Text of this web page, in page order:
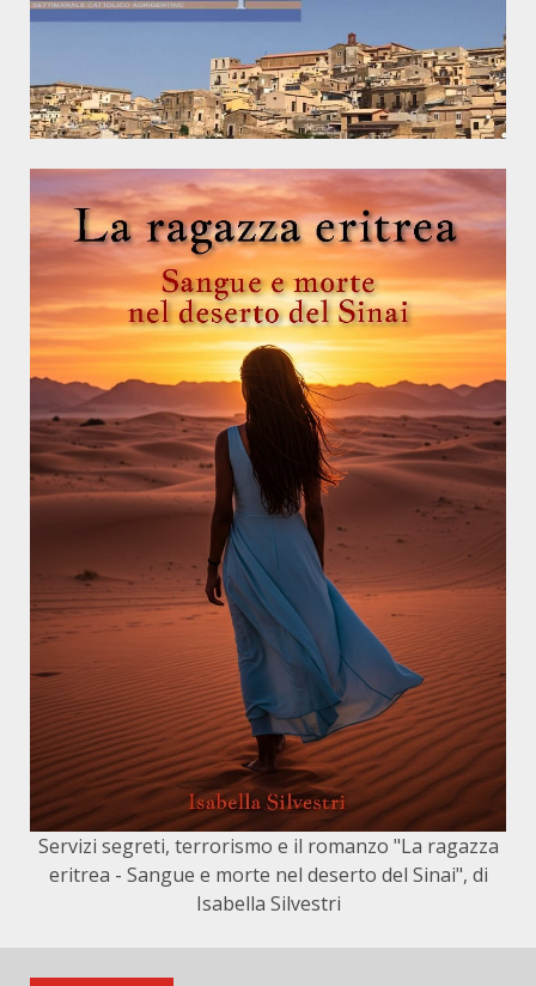
Servizi segreti, terrorismo e il romanzo "La ragazza
eritrea - Sangue e morte nel deserto del Sinai", di
Isabella Silvestri